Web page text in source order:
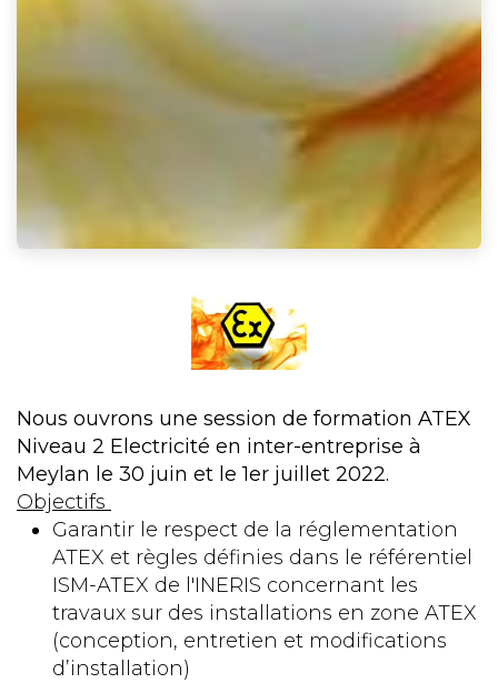
Nous ouvrons une session de formation ATEX
Niveau 2 Electricité en inter-entreprise à
Meylan le 30 juin et le 1er juillet 2022.
Objectifs
Garantir le respect de la réglementation
ATEX et règles définies dans le référentiel
ISM-ATEX de l'INERIS concernant les
travaux sur des installations en zone ATEX
(conception, entretien et modifications
d’installation)